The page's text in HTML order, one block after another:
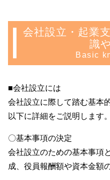
会社設立・起業
識
Basic
■会社設立には
会社設立に際して踏む基本
以下に詳細をご説明します。
〇基本事項の決定
会社設立のための基本事項
成、役員報酬額や資本金額